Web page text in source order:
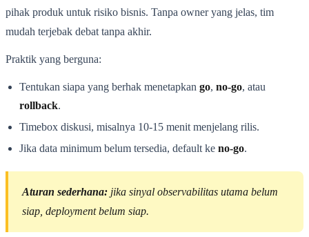
pihak produk untuk risiko bisnis. Tanpa owner yang jelas, tim
mudah terjebak debat tanpa akhir.
Praktik yang berguna:
Tentukan siapa yang berhak menetapkan go, no-go, atau
rollback.
Timebox diskusi, misalnya 10-15 menit menjelang rilis.
Jika data minimum belum tersedia, default ke no-go.
Aturan sederhana: jika sinyal observabilitas utama belum
siap, deployment belum siap.